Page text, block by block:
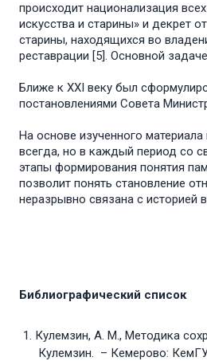
происходит национализация
искусства и старины» и декрет
старины, находящихся во
реставрации [5]. Основной
Ближе к XXI веку был
постановлениями Совета
На основе изученного
всегда, но в каждый период со
этапы формирования понятия
позволит понять становление
неразрывно связана с историей
Библиографический список
Кулемзин, А. М., Методика
Кулемзин. – Кемерово: